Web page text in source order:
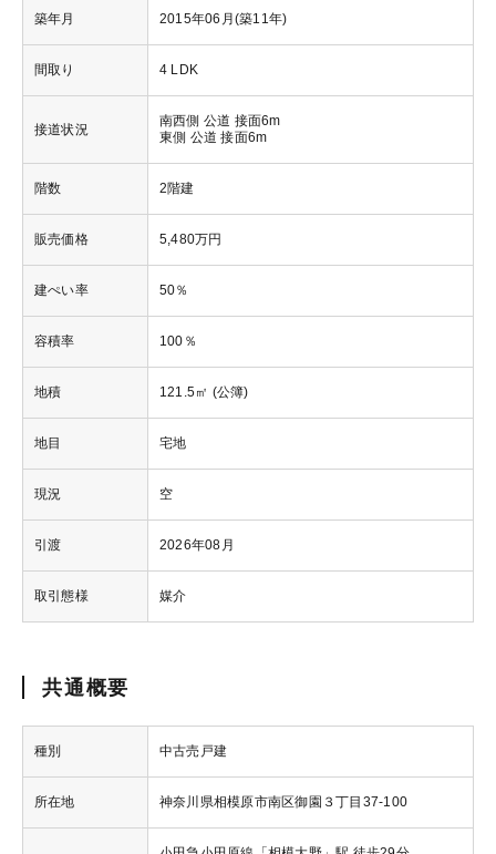
築年月 2015年06月(築11年)
間取り 4 LDK
接道状況
南西側 公道 接面6m
東側 公道 接面6m
階数 2階建
販売価格 5,480万円
建ぺい率 50％
容積率 100％
地積 121.5㎡ (公簿)
地目 宅地
現況 空
引渡 2026年08月
取引態様 媒介
共通概要
種別 中古売戸建
所在地 神奈川県相模原市南区御園３丁目37-100